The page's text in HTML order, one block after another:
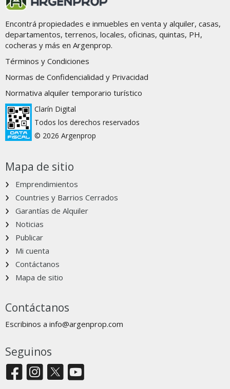
Encontrá propiedades e inmuebles en venta y alquiler, casas,
departamentos, terrenos, locales, oficinas, quintas, PH,
cocheras y más en Argenprop.
Términos y Condiciones
Normas de Confidencialidad y Privacidad
Normativa alquiler temporario turístico
Clarín Digital
Todos los derechos reservados
© 2026 Argenprop
Mapa de sitio
Emprendimientos
Countries y Barrios Cerrados
Garantías de Alquiler
Noticias
Publicar
Mi cuenta
Contáctanos
Mapa de sitio
Contáctanos
Escribinos a info@argenprop.com
Seguinos